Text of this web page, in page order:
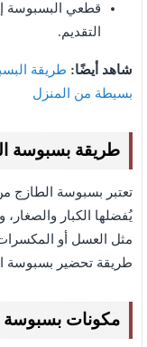
قطعي البسبوسة
التقديم.
شاهد أيضًا: طريقة
بسيطة من المنزل
طريقة بسبوسة
تعتبر بسبوسة الطازج
يُفضلها الكبار
مثل العسل أو
طريقة تحضير بسبوسة
مكونات بسبوسة